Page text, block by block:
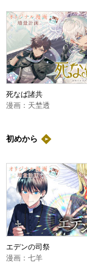
死なば諸共
漫画：天埜透
初めから
エデンの司祭
漫画：七羊